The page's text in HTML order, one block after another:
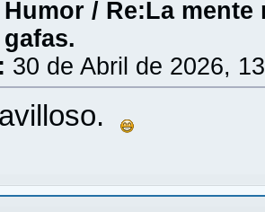
Humor / Re:La
gafas.
30 de Abril de 2026,